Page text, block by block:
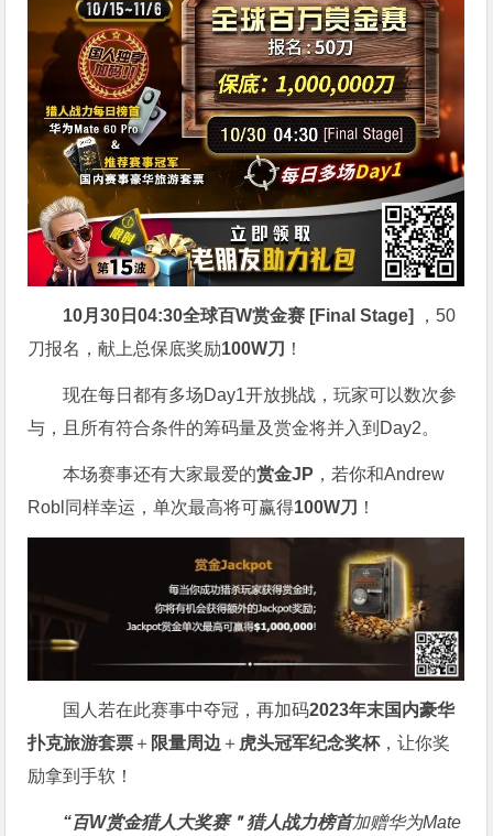
10月30日04:30全球百W赏金赛 [Final Stage]
，50
刀报名，献上总保底奖励100W刀 ！
现在每日都有多场Day1开放挑战，玩家可以数次参
与，且所有符合条件的筹码量及赏金将并入到Day2。
本场赛事还有大家最爱的赏金JP ，若你和Andrew
Robl同样幸运，单次最高将可赢得100W刀 ！
国人若在此赛事中夺冠，再加码2023年末国内豪华
扑克旅游套票 ＋ 限量周边 ＋ 虎头冠军纪念奖杯，让你奖
励拿到手软！
“百W赏金猎人大奖赛＂猎人战力榜首加赠华为Mate